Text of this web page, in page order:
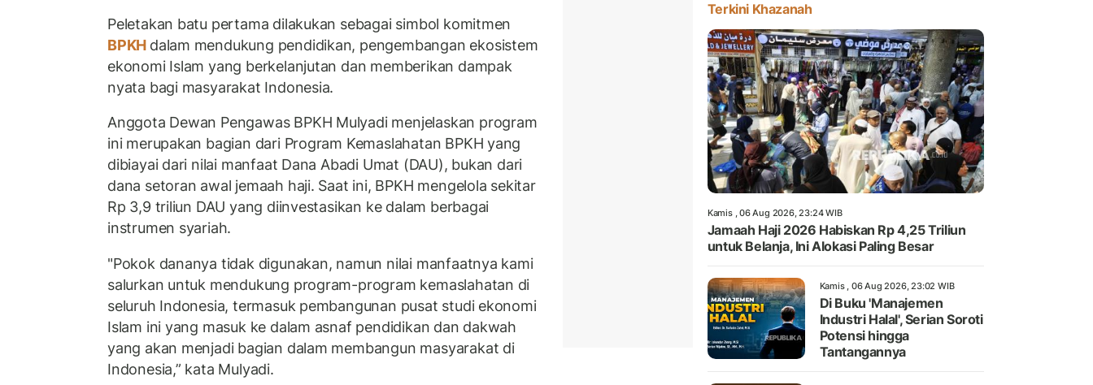
Peletakan batu pertama dilakukan sebagai simbol komitmen
BPKH dalam mendukung pendidikan, pengembangan ekosistem
ekonomi Islam yang berkelanjutan dan memberikan dampak
nyata bagi masyarakat Indonesia.
Anggota Dewan Pengawas BPKH Mulyadi menjelaskan program
ini merupakan bagian dari Program Kemaslahatan BPKH yang
dibiayai dari nilai manfaat Dana Abadi Umat (DAU), bukan dari
dana setoran awal jemaah haji. Saat ini, BPKH mengelola sekitar
Rp 3,9 triliun DAU yang diinvestasikan ke dalam berbagai
instrumen syariah.
"Pokok dananya tidak digunakan, namun nilai manfaatnya kami
salurkan untuk mendukung program-program kemaslahatan di
seluruh Indonesia, termasuk pembangunan pusat studi ekonomi
Islam ini yang masuk ke dalam asnaf pendidikan dan dakwah
yang akan menjadi bagian dalam membangun masyarakat di
Indonesia,” kata Mulyadi.
Terkini Khazanah
Kamis , 06 Aug 2026, 23:24 WIB
Jamaah Haji 2026 Habiskan Rp 4,25 Triliun
untuk Belanja, Ini Alokasi Paling Besar
Kamis , 06 Aug 2026, 23:02 WIB
Di Buku 'Manajemen
Industri Halal', Serian Soroti
Potensi hingga
Tantangannya